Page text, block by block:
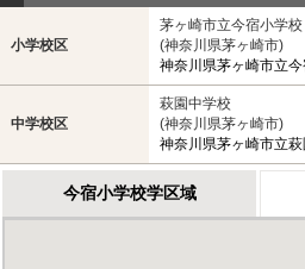
小学校区
茅ヶ崎市立今宿小学校
(神奈川県茅ヶ崎市)
神奈川県茅ヶ崎市立
中学校区
萩園中学校
(神奈川県茅ヶ崎市)
神奈川県茅ヶ崎市立
今宿小学校学区域